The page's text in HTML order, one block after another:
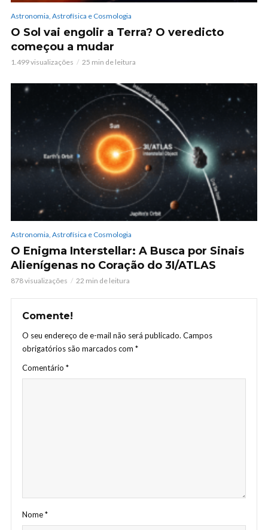
Astronomia, Astrofísica e Cosmologia
O Sol vai engolir a Terra? O veredicto
começou a mudar
1.499 visualizações 25 min de leitura
Astronomia, Astrofísica e Cosmologia
O Enigma Interstellar: A Busca por Sinais
Alienígenas no Coração do 3I/ATLAS
878 visualizações 22 min de leitura
Comente!
O seu endereço de e-mail não será publicado. Campos
obrigatórios são marcados com *
Comentário *
Nome*